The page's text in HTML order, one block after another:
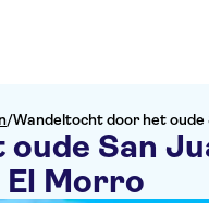
/Wandeltocht door het
San
Morro